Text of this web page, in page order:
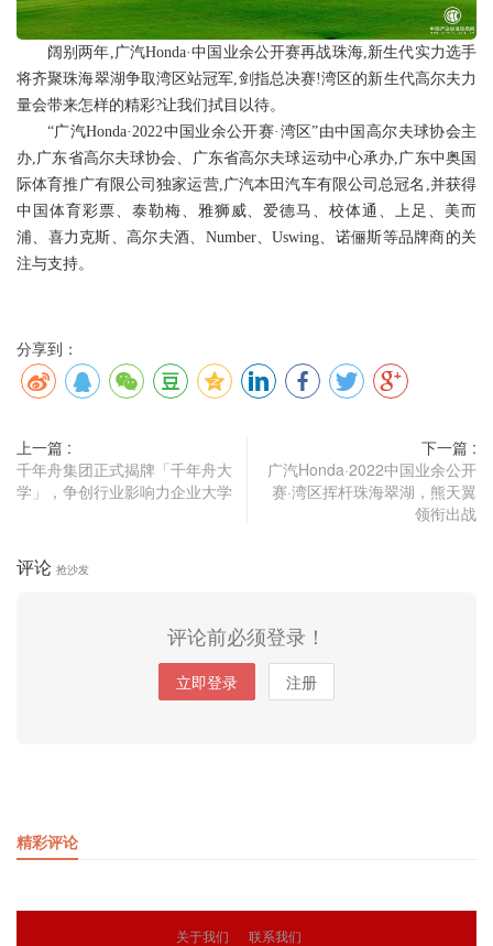
阔别两年,广汽Honda·中国业余公开赛再战珠海,新生代实力选手
将齐聚珠海翠湖争取湾区站冠军,剑指总决赛!湾区的新生代高尔夫力
量会带来怎样的精彩?让我们拭目以待。
“广汽Honda·2022中国业余公开赛·湾区”由中国高尔夫球协会主
办,广东省高尔夫球协会、广东省高尔夫球运动中心承办,广东中奥国
际体育推广有限公司独家运营,广汽本田汽车有限公司总冠名,并获得
中国体育彩票、泰勒梅、雅狮威、爱德马、校体通、上足、美而
浦、喜力克斯、高尔夫酒、Number、Uswing、诺俪斯等品牌商的关
注与支持。
分享到：
上一篇 :
千年舟集团正式揭牌「千年舟大
学」，争创行业影响力企业大学
下一篇 :
广汽Honda·2022中国业余公开
赛·湾区挥杆珠海翠湖，熊天翼
领衔出战
评论 抢沙发
评论前必须登录！
立即登录 注册
精彩评论
关于我们 联系我们